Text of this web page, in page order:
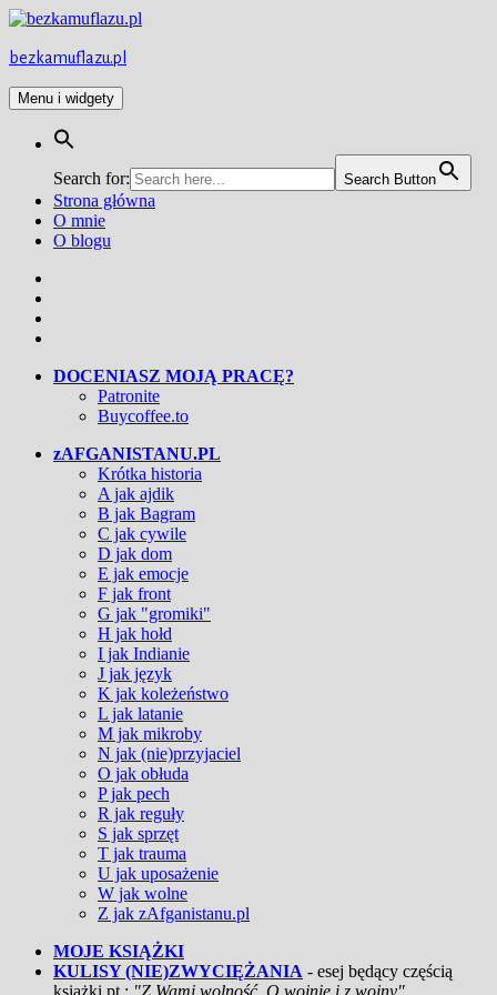
Przejdź
treści
bezkamuflazu.pl
Menu i widgety
Search for: Search Button
Strona główna
O mnie
O blogu
DOCENIASZ MOJĄ PRACĘ?
Patronite
Buycoffee.to
zAFGANISTANU.PL
Krótka historia
A jak ajdik
B jak Bagram
C jak cywile
D jak dom
E jak emocje
F jak front
G jak "gromiki"
H jak hołd
I jak Indianie
J jak język
K jak koleżeństwo
L jak latanie
M jak mikroby
N jak (nie)przyjaciel
O jak obłuda
P jak pech
R jak reguły
S jak sprzęt
T jak trauma
U jak uposażenie
W jak wolne
Z jak zAfganistanu.pl
MOJE KSIĄŻKI
KULISY (NIE)ZWYCIĘŻANIA - esej będący częścią
książki pt.: "Z Wami wolność. O wojnie i z wojny"